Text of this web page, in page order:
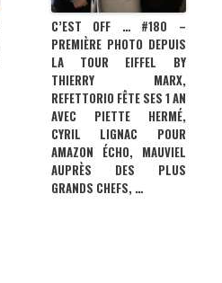
C’EST OFF … #180 –
PREMIÈRE PHOTO DEPUIS
LA TOUR EIFFEL BY
THIERRY MARX,
REFETTORIO FÊTE SES 1 AN
AVEC PIETTE HERMÉ,
CYRIL LIGNAC POUR
AMAZON ÉCHO, MAUVIEL
AUPRÈS DES PLUS
GRANDS CHEFS, …